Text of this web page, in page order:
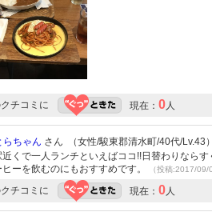
チコミに 現在： 0人
らちゃん さん （女性/駿東郡清水町/40代/Lv.43）
近くで一人ランチといえばココ!!日替わりなら
ーを飲むのにもおすすめです。
（投稿:2017/
チコミに 現在： 0人